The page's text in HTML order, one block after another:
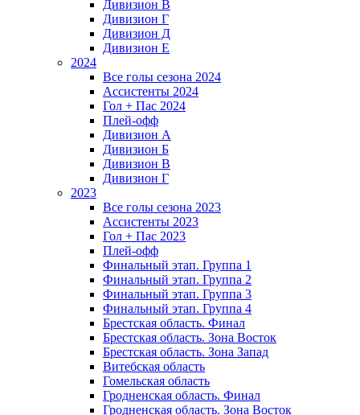
Дивизион В
Дивизион Г
Дивизион Д
Дивизион Е
2024
Все голы сезона 2024
Ассистенты 2024
Гол + Пас 2024
Плей-офф
Дивизион A
Дивизион Б
Дивизион В
Дивизион Г
2023
Все голы сезона 2023
Ассистенты 2023
Гол + Пас 2023
Плей-офф
Финальный этап. Группа 1
Финальный этап. Группа 2
Финальный этап. Группа 3
Финальный этап. Группа 4
Брестская область. Финал
Брестская область. Зона Восток
Брестская область. Зона Запад
Витебская область
Гомельская область
Гродненская область. Финал
Гродненская область. Зона Восток